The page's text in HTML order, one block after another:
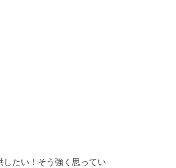
たい！そう強く思ってい